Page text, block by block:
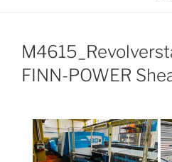
FINN-POWER